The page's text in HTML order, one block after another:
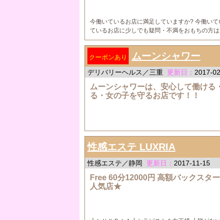
今働いているお店に満足していますか? 今働い
ているお店に少しでも疑問・不満をおもちの方
クーポンあり ムーンシャワー
デリバリーヘルス／三重 更新日： 2017-
ムーンシャワーは、安心して働ける
る・女の子を守るお店です！！
性感エステ LUXRIA
性感エステ／静岡 更新日： 2017-11-15
Free 60分12000円 高額バックスタ
人気店★